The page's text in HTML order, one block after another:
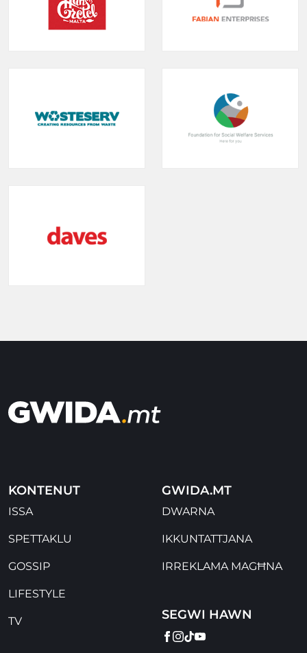
KONTENUT
ISSA
SPETTAKLU
GOSSIP
LIFESTYLE
TV
GWIDA.MT
DWARNA
IKKUNTATTJANA
IRREKLAMA MAGĦNA
SEGWI HAWN
FACEBOOK
INSTAGRAM
TIKTOK
YOUTUBE